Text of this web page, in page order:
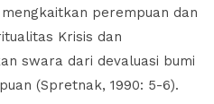
perempuan dan
Krisis dan
swara dari devaluasi bumi
(Spretnak, 1990: 5-6).